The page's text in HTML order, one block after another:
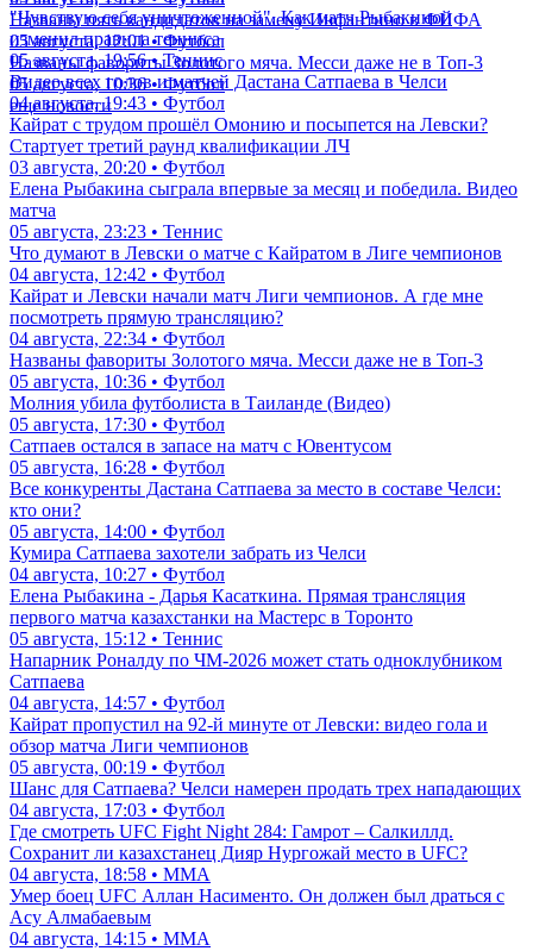
Названы пять кандидатов на замену Инфантино в ФИФА
05 августа, 12:01 • Футбол
Названы фавориты Золотого мяча. Месси даже не в Топ-3
05 августа, 10:36 • Футбол
еще новости
"Чувствую себя уничтоженной". Как матч Рыбакиной
изменил правила тенниса
05 августа, 19:56 • Теннис
Видео всех голов и матчей Дастана Сатпаева в Челси
04 августа, 19:43 • Футбол
Кайрат с трудом прошёл Омонию и посыпется на Левски?
Стартует третий раунд квалификации ЛЧ
03 августа, 20:20 • Футбол
Елена Рыбакина сыграла впервые за месяц и победила. Видео
матча
05 августа, 23:23 • Теннис
Что думают в Левски о матче с Кайратом в Лиге чемпионов
04 августа, 12:42 • Футбол
Кайрат и Левски начали матч Лиги чемпионов. А где мне
посмотреть прямую трансляцию?
04 августа, 22:34 • Футбол
Названы фавориты Золотого мяча. Месси даже не в Топ-3
05 августа, 10:36 • Футбол
Молния убила футболиста в Таиланде (Видео)
05 августа, 17:30 • Футбол
Сатпаев остался в запасе на матч с Ювентусом
05 августа, 16:28 • Футбол
Все конкуренты Дастана Сатпаева за место в составе Челси:
кто они?
05 августа, 14:00 • Футбол
Кумира Сатпаева захотели забрать из Челси
04 августа, 10:27 • Футбол
Елена Рыбакина - Дарья Касаткина. Прямая трансляция
первого матча казахстанки на Мастерс в Торонто
05 августа, 15:12 • Теннис
Напарник Роналду по ЧМ-2026 может стать одноклубником
Сатпаева
04 августа, 14:57 • Футбол
Кайрат пропустил на 92-й минуте от Левски: видео гола и
обзор матча Лиги чемпионов
05 августа, 00:19 • Футбол
Шанс для Сатпаева? Челси намерен продать трех нападающих
04 августа, 17:03 • Футбол
Где смотреть UFC Fight Night 284: Гамрот – Салкиллд.
Сохранит ли казахстанец Дияр Нургожай место в UFC?
04 августа, 18:58 • ММА
Умер боец UFC Аллан Насименто. Он должен был драться с
Асу Алмабаевым
04 августа, 14:15 • ММА